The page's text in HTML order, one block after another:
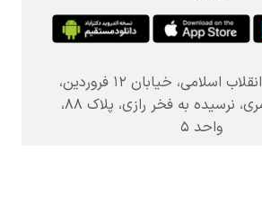
تهران، میدان انقلاب اسلامی، خیابان ۱۲ فروردین،
خیابان ژاندارمری، نرسیده به فخر رازی، پلاک ۸۸،
واحد ۵